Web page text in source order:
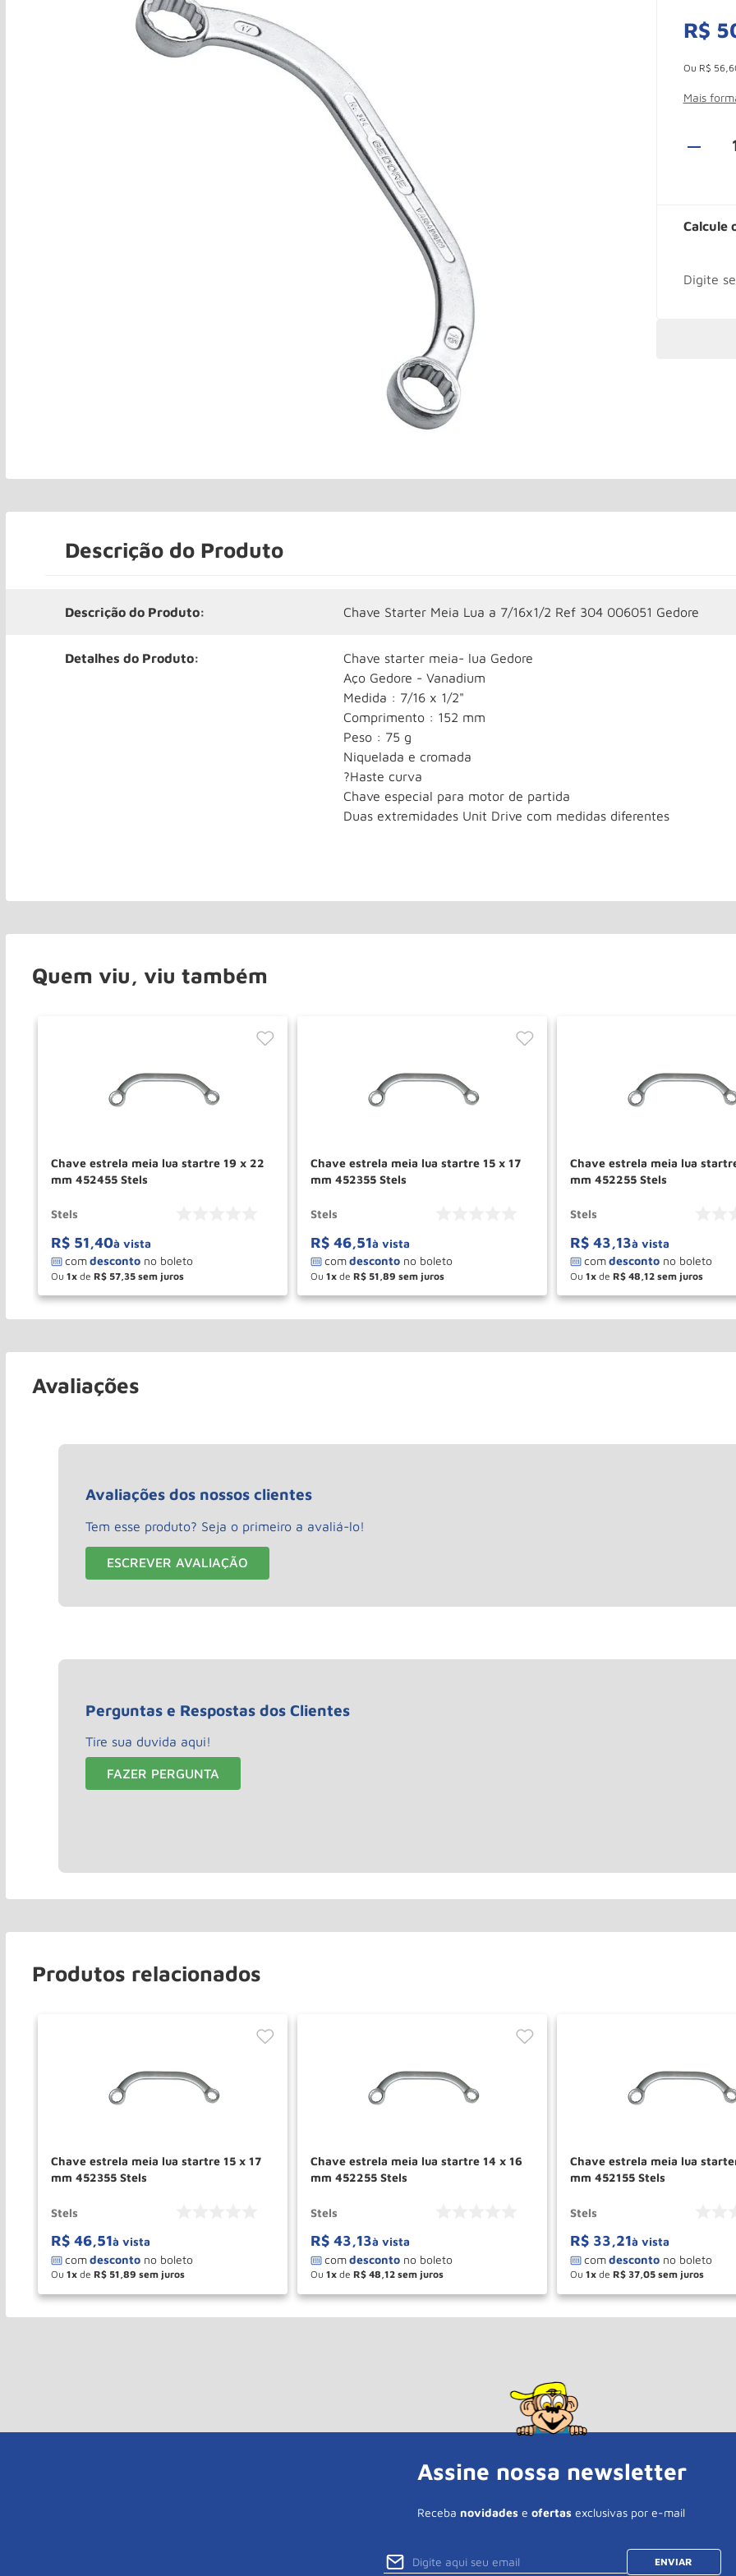
R$
Ou R$ 56,
Mais
Calcule
Descrição do Produto
Descrição do Produto: Chave Starter Meia Lua a 7/16x1/2 Ref 304 006051 Gedore
Detalhes do Produto:
Chave starter meia- lua Gedore
Aço Gedore - Vanadium
Medida : 7/16 x 1/2"
Comprimento : 152 mm
Peso : 75 g
Niquelada e cromada
?Haste curva
Chave especial para motor de partida
Duas extremidades Unit Drive com medidas diferentes
Quem viu, viu também
Chave estrela meia lua startre 19 x 22
mm 452455 Stels
Stels
R$ 51,40à vista
Ou 1 de R$ 57 35
＋
－ COMPRAR
Chave estrela meia lua startre 15 x 17
mm 452355 Stels
Stels
R$ 46,51à vista
Ou 1 de R$ 51 89
＋
－ COMPRAR
Chave estrela meia lua
mm 452255 Stels
Stels
R$ 43,13à vista
Ou 1 de R$ 48 12
＋
－
Avaliações
Avaliações dos nossos clientes
Tem esse produto? Seja o primeiro a avaliá-lo!
ESCREVER AVALIAÇÃO
Perguntas e Respostas dos Clientes
Tire sua duvida aqui!
FAZER PERGUNTA
Produtos relacionados
Chave estrela meia lua startre 15 x 17
mm 452355 Stels
Stels
R$ 46,51à vista
Ou 1 de R$ 51,89
＋
－ COMPRAR
Chave estrela meia lua startre 14 x 16
mm 452255 Stels
Stels
R$ 43,13à vista
Ou 1 de R$ 48,12
＋
－ COMPRAR
Chave estrela meia lua
mm 452155 Stels
Stels
R$ 33,21à vista
Ou 1 de R$ 37,05
＋
－
Assine nossa newsletter
Receba novidades e ofertas exclusivas por e-mail
ENVIAR